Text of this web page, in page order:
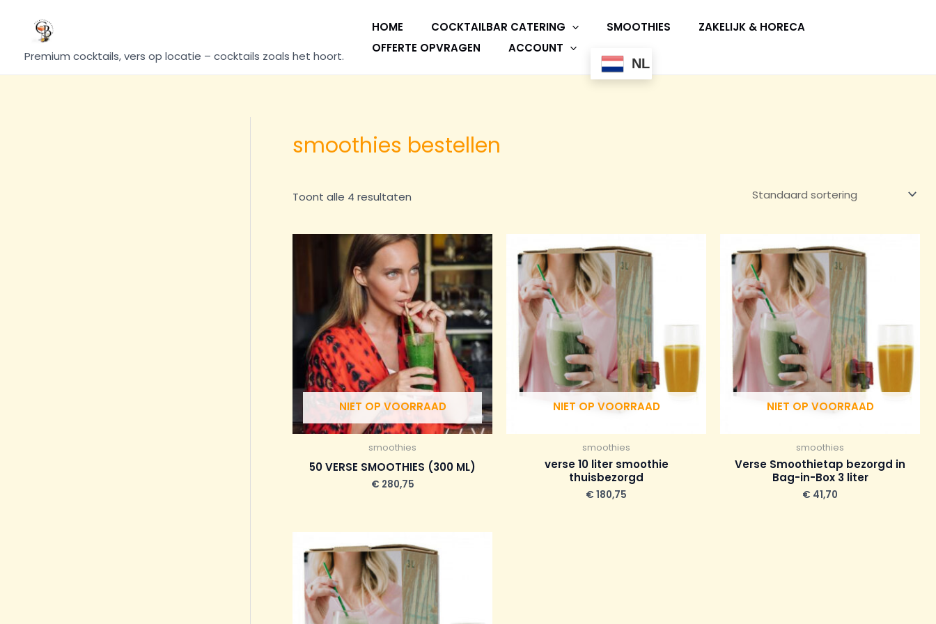
Premium cocktails, vers op locatie – cocktails zoals het hoort.
HOME COCKTAILBAR CATERING SMOOTHIES
ZAKELIJK & HORECA
OFFERTE OPVRAGEN
ACCOUNT
NL
smoothies bestellen
Toont alle 4 resultaten
NIET OP VOORRAAD
smoothies
50 VERSE SMOOTHIES (300 ML)
€ 280,75
NIET OP VOORRAAD
smoothies
verse 10 liter smoothie
thuisbezorgd
€ 180,75
NIET OP VOORRAAD
smoothies
Verse Smoothietap bezorgd in
Bag-in-Box 3 liter
€ 41,70